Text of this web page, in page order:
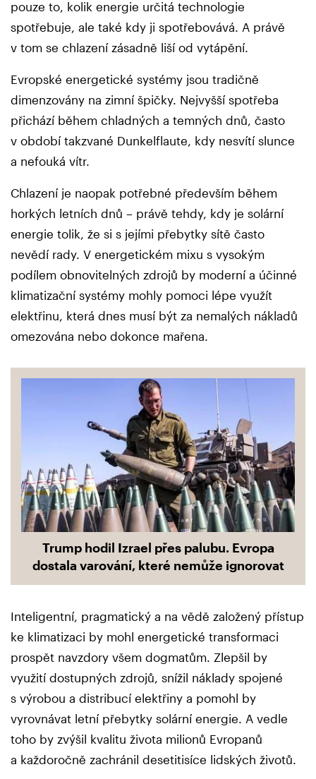
pouze to, kolik energie určitá technologie
spotřebuje, ale také kdy ji spotřebovává. A právě
v tom se chlazení zásadně liší od vytápění.
Evropské energetické systémy jsou tradičně
dimenzovány na zimní špičky. Nejvyšší spotřeba
přichází během chladných a temných dnů, často
v období takzvané Dunkelflaute, kdy nesvítí slunce
a nefouká vítr.
Chlazení je naopak potřebné především během
horkých letních dnů – právě tehdy, kdy je solární
energie tolik, že si s jejími přebytky sítě často
nevědí rady. V energetickém mixu s vysokým
podílem obnovitelných zdrojů by moderní a účinné
klimatizační systémy mohly pomoci lépe využít
elektřinu, která dnes musí být za nemalých nákladů
omezována nebo dokonce mařena.
Trump hodil Izrael přes palubu. Evropa
dostala varování, které nemůže ignorovat
Inteligentní, pragmatický a na vědě založený přístup
ke klimatizaci by mohl energetické transformaci
prospět navzdory všem dogmatům. Zlepšil by
využití dostupných zdrojů, snížil náklady spojené
s výrobou a distribucí elektřiny a pomohl by
vyrovnávat letní přebytky solární energie. A vedle
toho by zvýšil kvalitu života milionů Evropanů
a každoročně zachránil desetitisíce lidských životů.